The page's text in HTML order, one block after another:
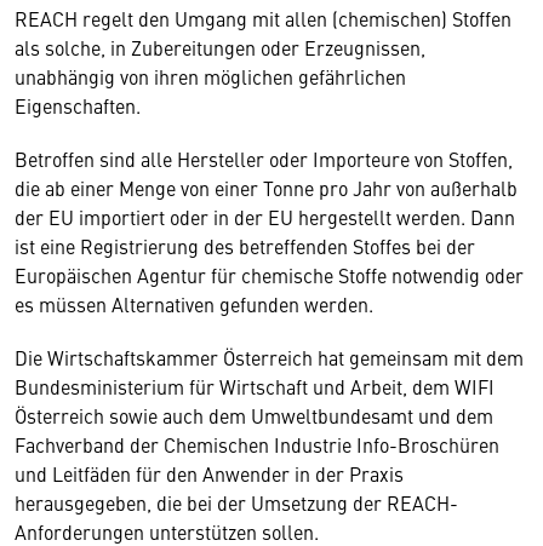
REACH regelt den Umgang mit allen (chemischen) Stoffen
als solche, in Zubereitungen oder Erzeugnissen,
unabhängig von ihren möglichen gefährlichen
Eigenschaften. ​
Betroffen sind alle Hersteller oder Importeure von Stoffen,
die ab einer Menge von einer Tonne pro Jahr von außerhalb
der EU importiert oder in der EU hergestellt werden. Dann
ist eine Registrierung des betreffenden Stoffes bei der
Europäischen Agentur für chemische Stoffe notwendig oder
es müssen Alternativen gefunden werden. ​
Die Wirtschaftskammer Österreich hat gemeinsam mit dem
Bundesministerium für Wirtschaft und Arbeit, dem WIFI
Österreich sowie auch dem Umweltbundesamt und dem
Fachverband der Chemischen Industrie Info-Broschüren
und Leitfäden für den Anwender in der Praxis
herausgegeben, die bei der Umsetzung der REACH-
Anforderungen unterstützen sollen. ​